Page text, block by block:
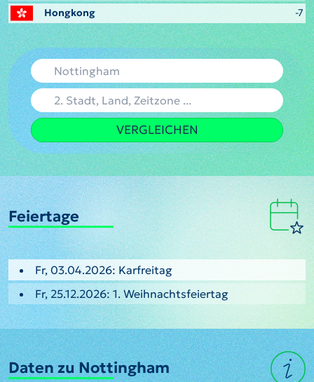
Hongkong -7
VERGLEICHEN
Feiertage
Fr, 03.04.2026: Karfreitag
Fr, 25.12.2026: 1. Weihnachtsfeiertag
Daten zu Nottingham